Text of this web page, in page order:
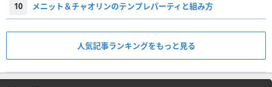
10 メニット＆チャオリンのテンプレパーティと組み方
人気記事ランキングをもっと見る